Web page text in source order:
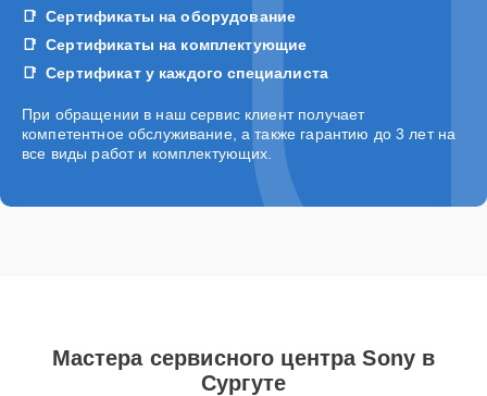
Сертификаты на оборудование
Сертификаты на комплектующие
Сертификат у каждого специалиста
При обращении в наш сервис клиент получает
компетентное обслуживание, а также гарантию до 3 лет на
все виды работ и комплектующих.
Мастера сервисного центра Sony в
Сургуте